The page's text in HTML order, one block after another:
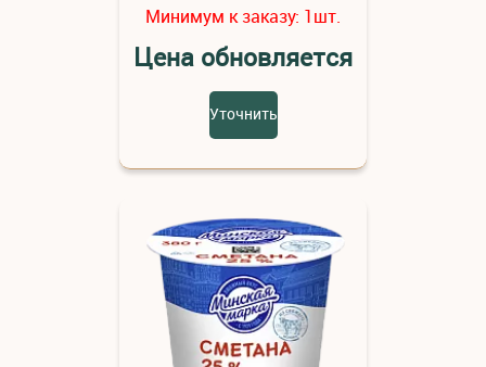
Минимум к заказу: 1шт.
Цена обновляется
Уточнить